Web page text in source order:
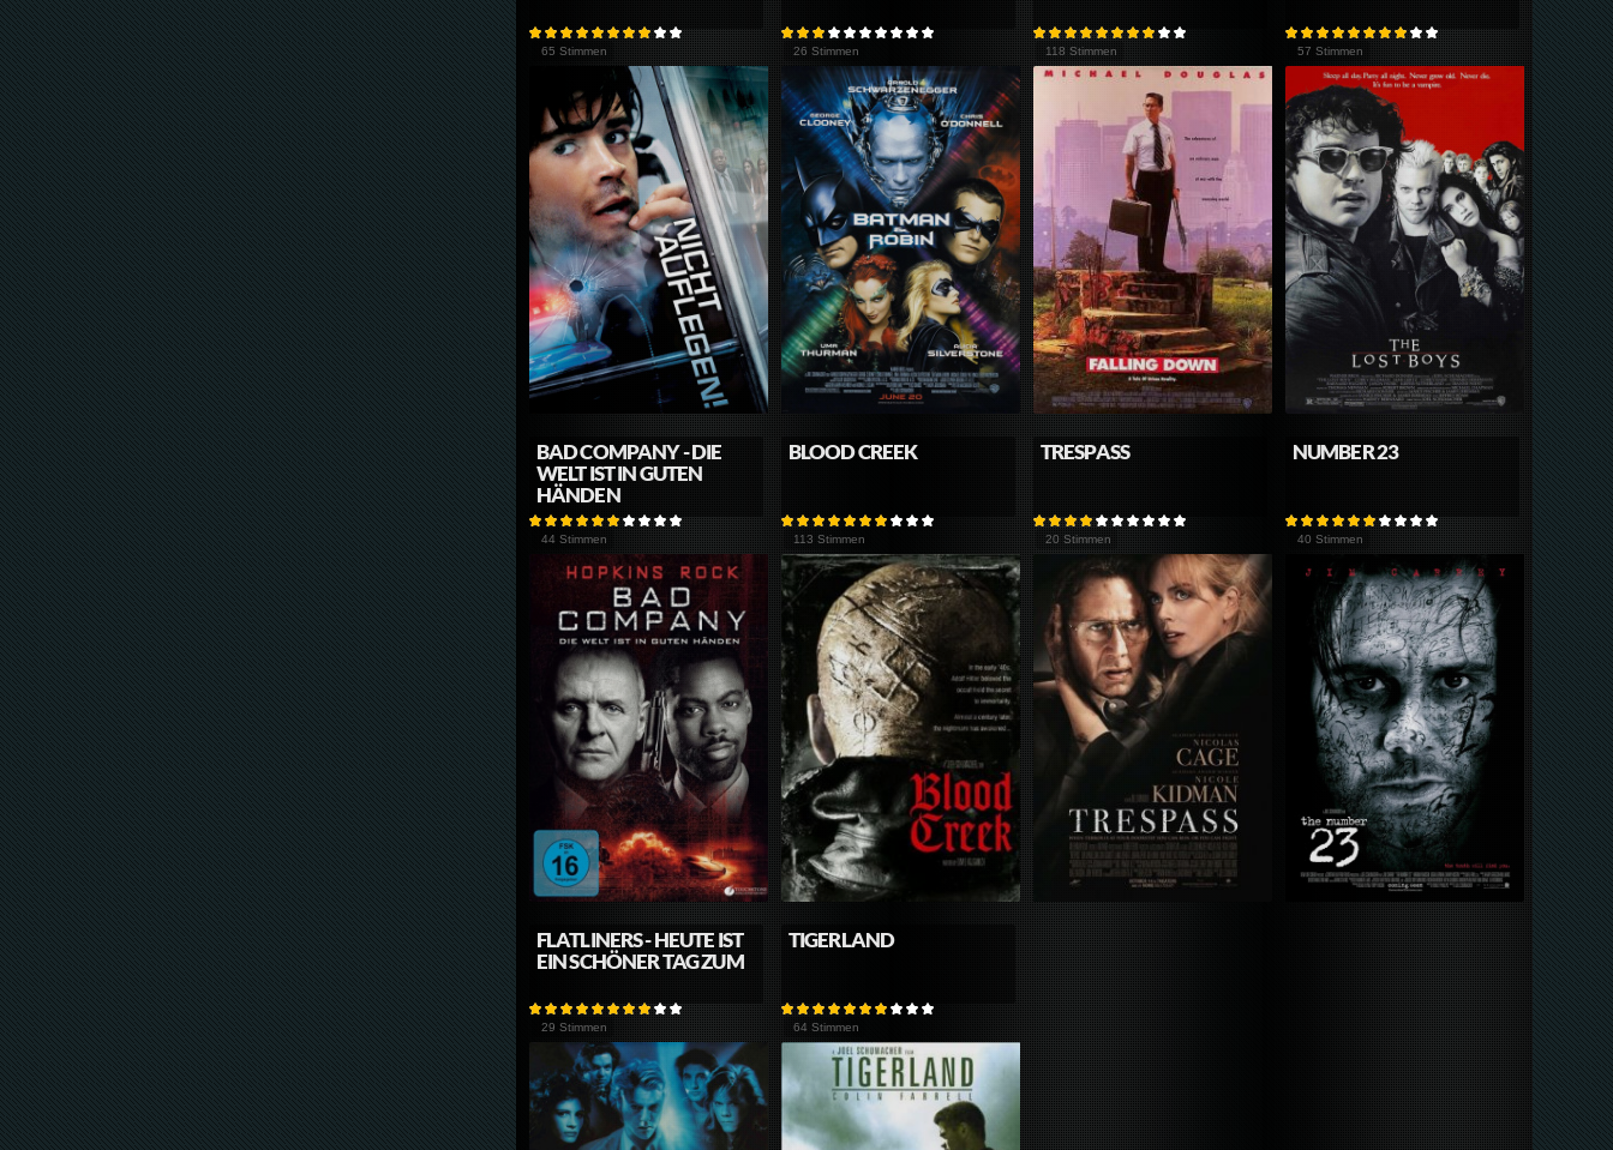
65 Stimmen 26 Stimmen 118 Stimmen 57 Stimmen
BAD COMPANY - DIE
WELT IST IN GUTEN
HÄNDEN
44 Stimmen
BLOOD CREEK
113 Stimmen
TRESPASS
20 Stimmen
NUMBER 23
40 Stimmen
FLATLINERS - HEUTE IST
EIN SCHÖNER TAG ZUM
29 Stimmen
TIGERLAND
64 Stimmen